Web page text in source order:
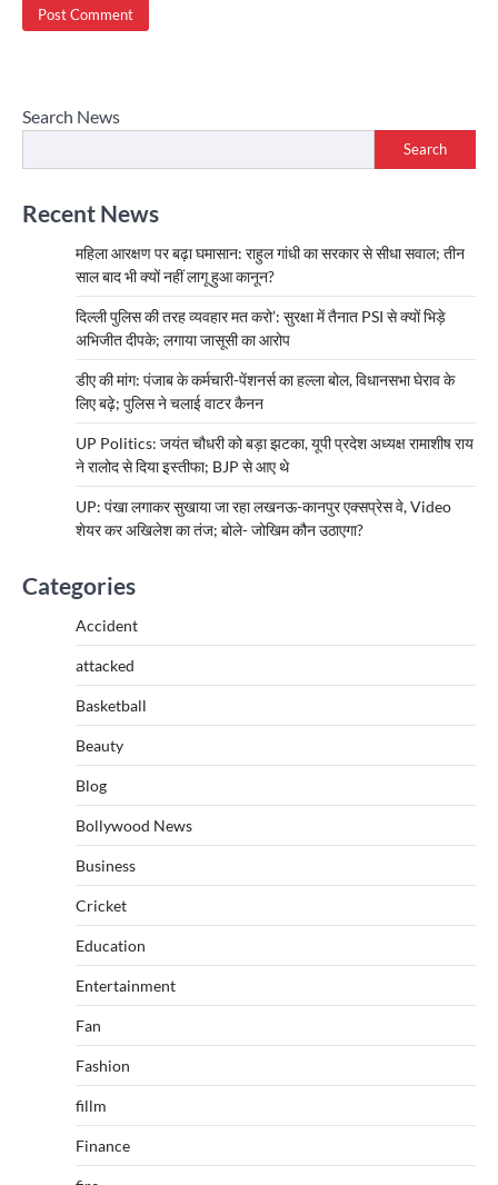
Search News
Search
Recent News
महिला आरक्षण पर बढ़ा घमासान: राहुल गांधी का सरकार से सीधा सवाल; तीन
साल बाद भी क्यों नहीं लागू हुआ कानून?
दिल्ली पुलिस की तरह व्यवहार मत करो’: सुरक्षा में तैनात PSI से क्यों भिड़े
अभिजीत दीपके; लगाया जासूसी का आरोप
डीए की मांग: पंजाब के कर्मचारी-पेंशनर्स का हल्ला बोल, विधानसभा घेराव के
लिए बढ़े; पुलिस ने चलाई वाटर कैनन
UP Politics: जयंत चौधरी को बड़ा झटका, यूपी प्रदेश अध्यक्ष रामाशीष राय
ने रालोद से दिया इस्तीफा; BJP से आए थे
UP: पंखा लगाकर सुखाया जा रहा लखनऊ-कानपुर एक्सप्रेस वे, Video
शेयर कर अखिलेश का तंज; बोले- जोखिम कौन उठाएगा?
Categories
Accident
attacked
Basketball
Beauty
Blog
Bollywood News
Business
Cricket
Education
Entertainment
Fan
Fashion
fillm
Finance